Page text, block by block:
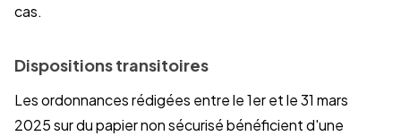
cas.
Dispositions transitoires
Les ordonnances rédigées entre le 1er et le 31 mars
2025 sur du papier non sécurisé bénéficient d'une